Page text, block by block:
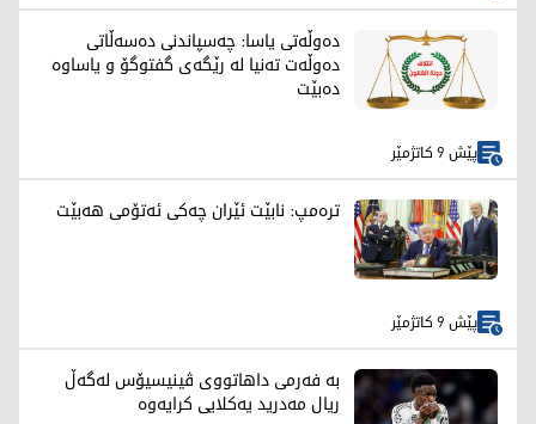
دەوڵەتی یاسا: چەسپاندنی دەسەڵاتی
دەوڵەت تەنیا لە رێگەی گفتوگۆ و یاساوە
دەبێت
پێش 9 کاتژمێر
ترەمپ: نابێت ئێران چەکی ئەتۆمی هەبێت
پێش 9 کاتژمێر
بە فەرمی داهاتووی ڤینیسیۆس لەگەڵ
ریال مەدرید یەکلایی کرایەوە